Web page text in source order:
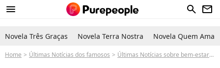
menu search newsletter
Novela Três Graças Novela Terra Nostra Novela Quem Ama
Home Últimas Notícias dos famosos Últimas Notícias sobre bem-estar-